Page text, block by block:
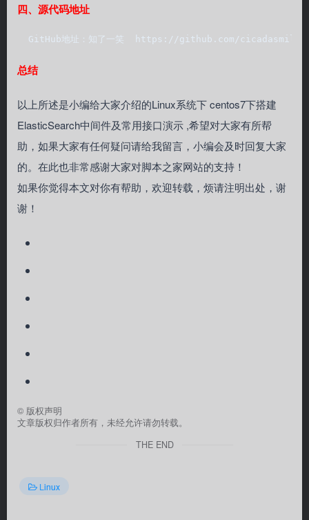
四、源代码地址
GitHub地址：知了一笑  https://github.com/
总结
以上所述是小编给大家介绍的Linux系统下 centos7下搭建
ElasticSearch中间件及常用接口演示 ,希望对大家有所帮
助，如果大家有任何疑问请给我留言，小编会及时回复大家
的。在此也非常感谢大家对脚本之家网站的支持！
如果你觉得本文对你有帮助，欢迎转载，烦请注明出处，谢
谢！
© 版权声明
文章版权归作者所有，未经允许请勿转载。
THE END
Linux